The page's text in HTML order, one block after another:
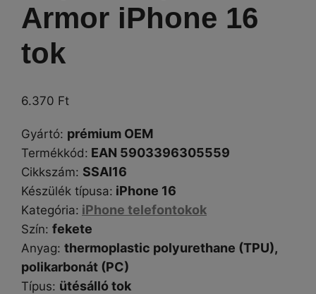
Armor iPhone 16
tok
6.370 Ft
Gyártó: prémium OEM
Termékkód: EAN 5903396305559
Cikkszám: SSAI16
Készülék típusa: iPhone 16
Kategória: iPhone telefontokok
Szín: fekete
Anyag: thermoplastic polyurethane (TPU),
polikarbonát (PC)
Típus: ütésálló tok